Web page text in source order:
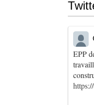
EPP